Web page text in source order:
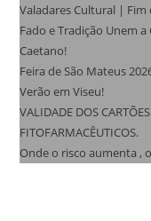
Valadares Cultural | Fim
Fado e Tradição Unem
Caetano!
Feira de São Mateus
Verão em Viseu!
VALIDADE DOS
FITOFARMACÊUTICOS.
Onde o risco aumenta ,